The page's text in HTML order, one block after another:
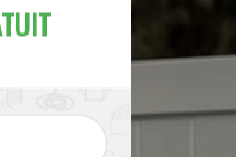
Pose de grillage 37